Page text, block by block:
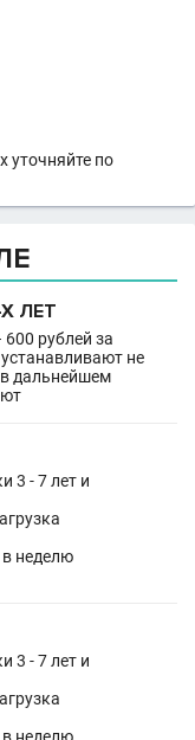
уточняйте по
ЛЕТ
рублей за
не
в дальнейшем
3 - 7 лет и
в неделю
3 - 7 лет и